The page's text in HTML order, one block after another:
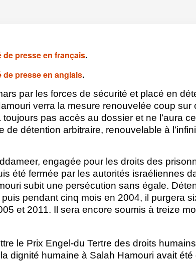
de presse en français.
de presse en anglais.
par les forces de sécurité et placé en
verra la mesure renouvelée coup sur
toujours pas accès au dossier et ne l’aura
de détention arbitraire, renouvelable à
engagée pour les droits des
été fermée par les autorités israéliennes
subit une persécution sans égale.
pendant cinq mois en 2004, il purgera
et 2011. Il sera encore soumis à treize
le Prix Engel-du Tertre des droits
dignité humaine à Salah Hamouri avait